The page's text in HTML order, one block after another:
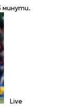
минути.
Live